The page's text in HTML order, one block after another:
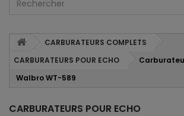
CARBURATEURS COMPLETS
CARBURATEURS POUR ECHO
Walbro WT-589
CARBURATEURS POUR ECHO